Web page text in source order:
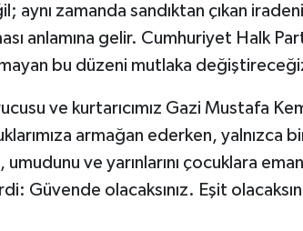
aynı zamanda sandıktan çıkan
anlamına gelir. Cumhuriyet Halk
bu düzeni mutlaka
ve kurtarıcımız Gazi Mustafa
armağan ederken, yalnızca
ve yarınlarını çocuklara
Güvende olacaksınız. Eşit